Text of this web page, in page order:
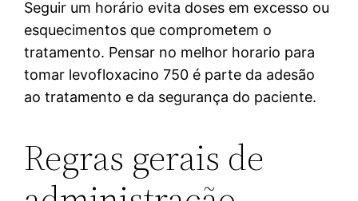
Seguir um horário evita doses em excesso ou
esquecimentos que comprometem o
tratamento. Pensar no melhor horario para
tomar levofloxacino 750 é parte da adesão
ao tratamento e da segurança do paciente.
Regras gerais de